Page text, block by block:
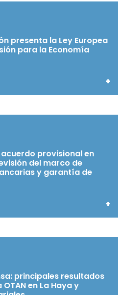
presenta la Ley Europea
para la Economía
+
provisional en
del marco de
y garantía de
+
principales resultados
en La Haya y